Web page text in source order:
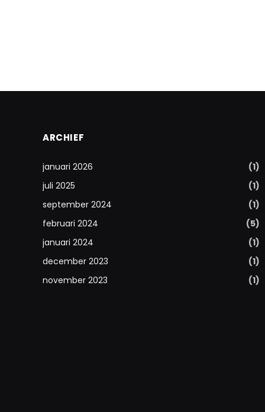
ARCHIEF
januari 2026
(1)
juli 2025
(1)
september 2024
(1)
februari 2024
(5)
januari 2024
(1)
december 2023
(1)
november 2023
(1)